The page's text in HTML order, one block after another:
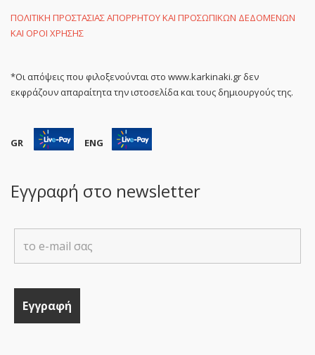
ΠΟΛΙΤΙΚΗ ΠΡΟΣΤΑΣΙΑΣ ΑΠΟΡΡΗΤΟΥ ΚΑΙ ΠΡΟΣΩΠΙΚΩΝ ΔΕΔΟΜΕΝΩΝ
ΚΑΙ ΟΡΟΙ ΧΡΗΣΗΣ
*Οι απόψεις που φιλοξενούνται στο www.karkinaki.gr δεν
εκφράζουν απαραίτητα την ιστοσελίδα και τους δημιουργούς της.
GR ENG
Εγγραφή στο newsletter